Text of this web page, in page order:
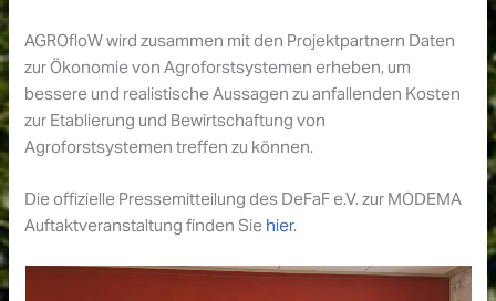
AGROfloW wird zusammen mit den Projektpartnern Daten
zur Ökonomie von Agroforstsystemen erheben, um
bessere und realistische Aussagen zu anfallenden Kosten
zur Etablierung und Bewirtschaftung von
Agroforstsystemen treffen zu können.
Die offizielle Pressemitteilung des DeFaF e.V. zur MODEMA
Auftaktveranstaltung finden Sie hier.